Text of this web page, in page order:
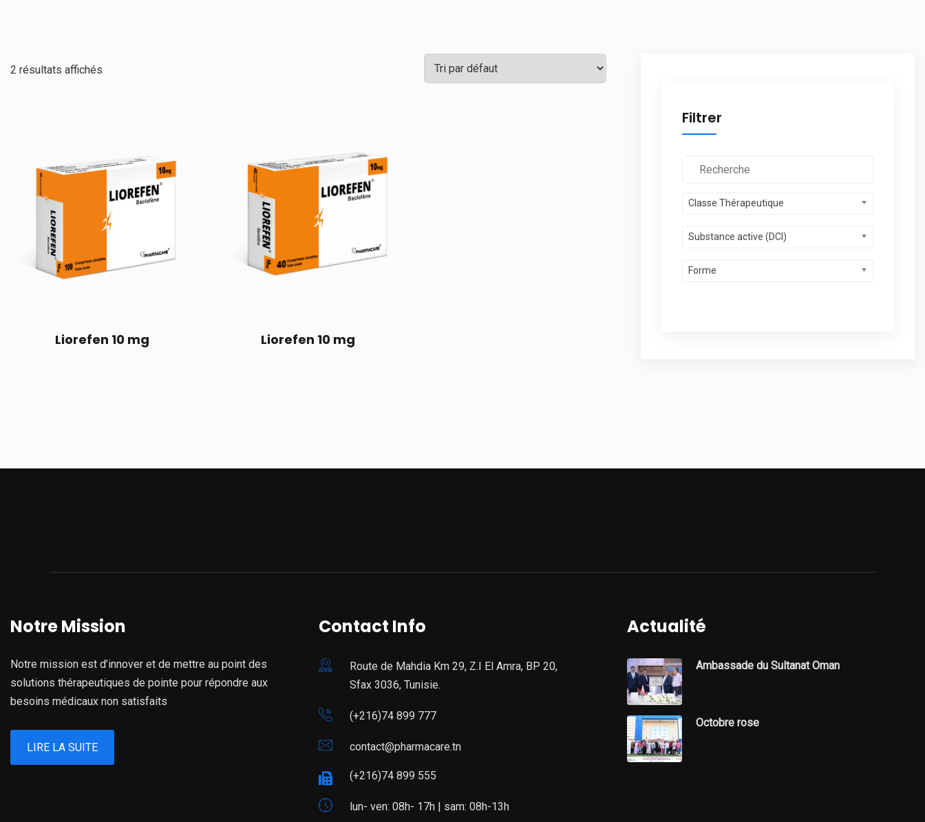
2 résultats affichés
Liorefen 10 mg Liorefen 10 mg
Filtrer
Classe Thérapeutique
Substance active (DCI)
Forme
Notre Mission
Notre mission est d’innover et de mettre au point des
solutions thérapeutiques de pointe pour répondre aux
besoins médicaux non satisfaits
LIRE LA SUITE
Contact Info
Route de Mahdia Km 29, Z.I El Amra, BP 20,
Sfax 3036, Tunisie.
(+216)74 899 777
contact@pharmacare.tn
(+216)74 899 555
lun- ven: 08h- 17h | sam: 08h-13h
Actualité
Ambassade du Sultanat Oman
Octobre rose